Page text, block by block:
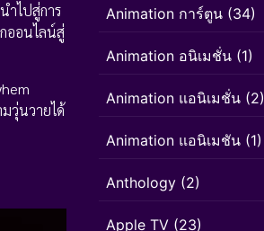
ำไปสู่การ
ออนไลน์สู่
วุ่นวายได้
Animation การ์ตูน (34)
Animation อนิเมชั่น (1)
Animation แอนิเมชั่น (2)
Animation แอนิเมชัน (1)
Anthology (2)
Apple TV (23)